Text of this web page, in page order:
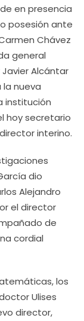
en presencia
posesión ante
Chávez
general
Alcántar
la nueva
institución
hoy secretario
interino.
dio
Alejandro
el director
de
cordial
los
Ulises
director,